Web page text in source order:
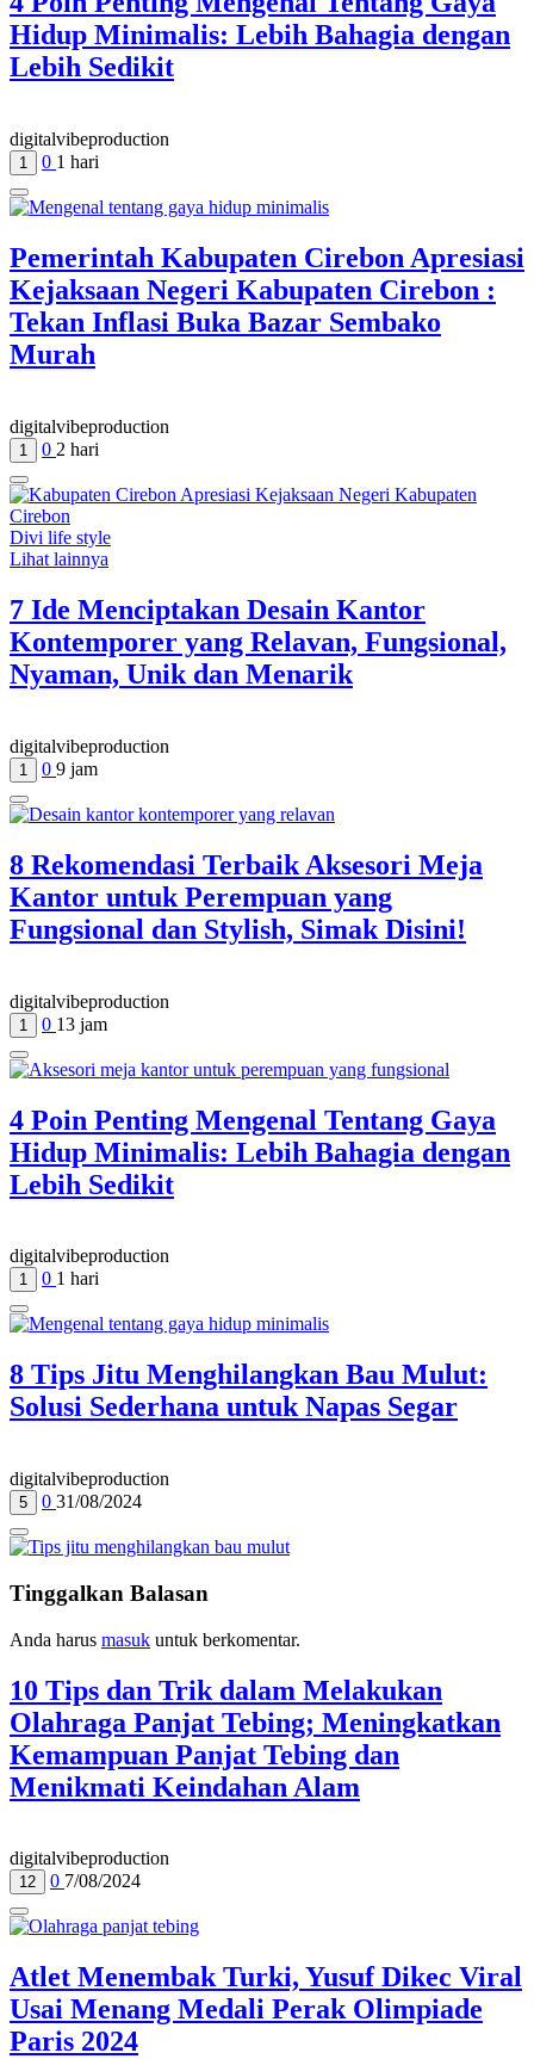
Hidup Minimalis: Lebih Bahagia dengan
Lebih Sedikit
digitalvibeproduction
1 0 1 hari
Pemerintah Kabupaten Cirebon Apresiasi
Kejaksaan Negeri Kabupaten Cirebon :
Tekan Inflasi Buka Bazar Sembako
Murah
digitalvibeproduction
1 0 2 hari
Divi life style
Lihat lainnya
7 Ide Menciptakan Desain Kantor
Kontemporer yang Relavan, Fungsional,
Nyaman, Unik dan Menarik
digitalvibeproduction
1 0 9 jam
8 Rekomendasi Terbaik Aksesori Meja
Kantor untuk Perempuan yang
Fungsional dan Stylish, Simak Disini!
digitalvibeproduction
1 0 13 jam
4 Poin Penting Mengenal Tentang Gaya
Hidup Minimalis: Lebih Bahagia dengan
Lebih Sedikit
digitalvibeproduction
1 0 1 hari
8 Tips Jitu Menghilangkan Bau Mulut:
Solusi Sederhana untuk Napas Segar
digitalvibeproduction
5 0 31/08/2024
Tinggalkan Balasan
Anda harus masuk untuk berkomentar.
10 Tips dan Trik dalam Melakukan
Olahraga Panjat Tebing; Meningkatkan
Kemampuan Panjat Tebing dan
Menikmati Keindahan Alam
digitalvibeproduction
12 0 7/08/2024
Atlet Menembak Turki, Yusuf Dikec Viral
Usai Menang Medali Perak Olimpiade
Paris 2024